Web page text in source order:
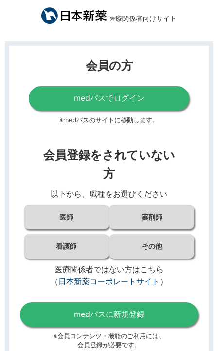
医療関係者向けサイト
会員の方
medパスでログイン
※medパスのサイトに移動します。
会員登録をされていない
方
以下から、職種をお選びください
医師 薬剤師
看護師 その他
医療関係者ではない方はこちら
（ 日本新薬コーポレートサイト ）
medパスに新規登録
※会員コンテンツ・機能のご利用には、
会員登録が必要です。